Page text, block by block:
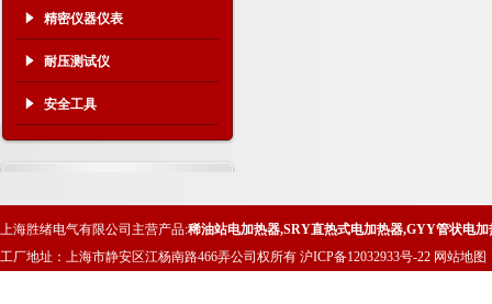
精密仪器仪表
耐压测试仪
安全工具
上海胜绪电气有限公司主营产品:稀油站电加热器,SRY直热式电加热器,GYY管状电加
工厂地址：上海市静安区江杨南路466弄公司权所有 沪ICP备12032933号-22 网站地图